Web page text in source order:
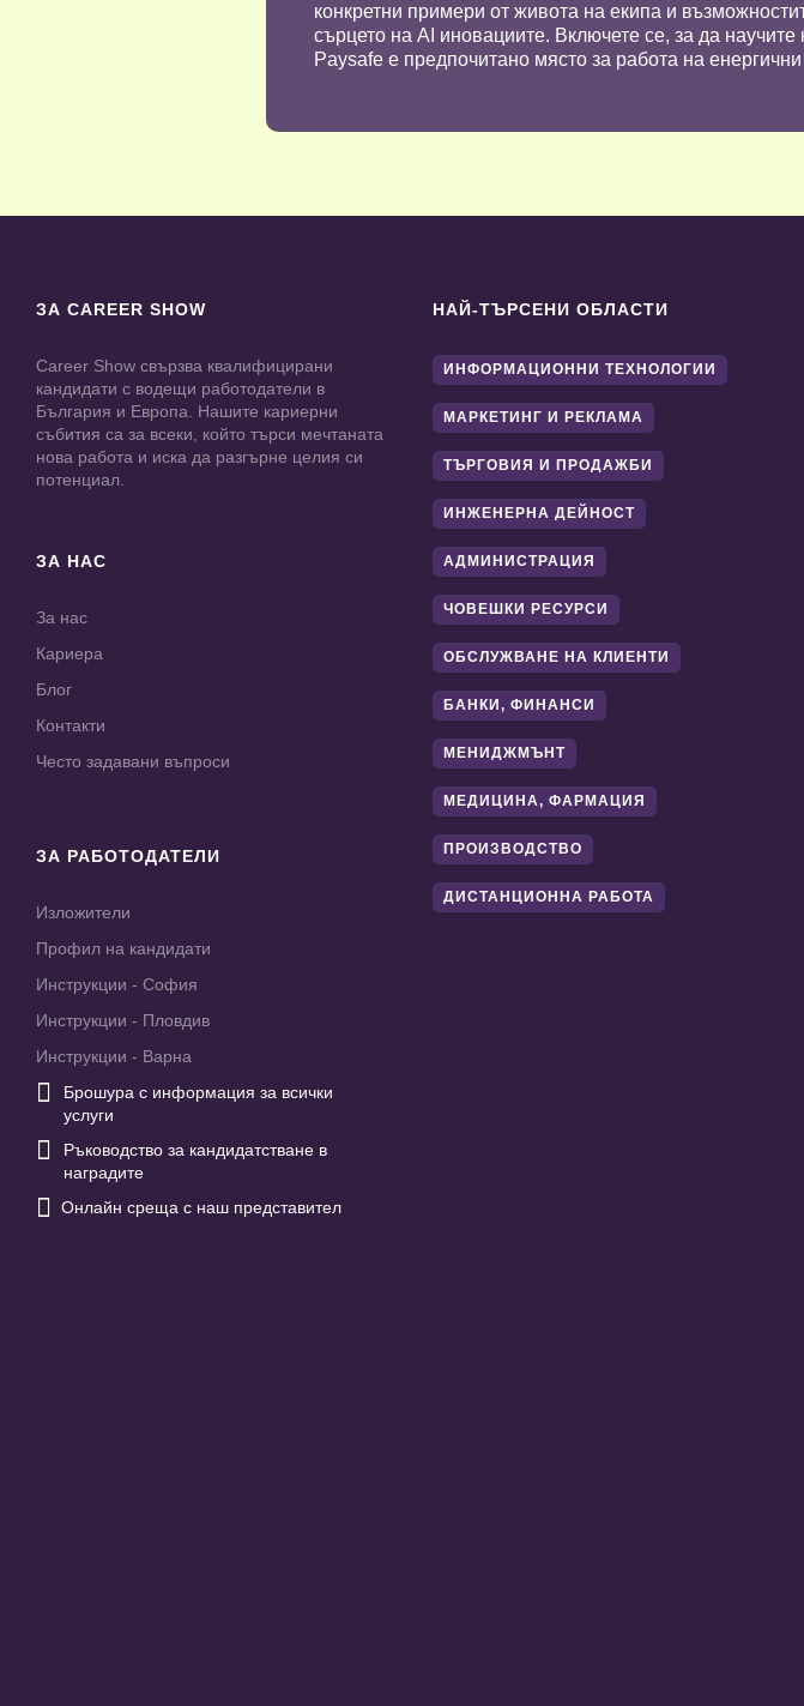
конкретни примери от живота на екипа и
сърцето на AI иновациите. Включете се, за да
Paysafe е предпочитано място за работа на
ЗА CAREER SHOW
Career Show свързва квалифицирани
кандидати с водещи работодатели в
България и Европа. Нашите кариерни
събития са за всеки, който търси мечтаната
нова работа и иска да разгърне целия си
потенциал.
ЗА НАС
За нас
Кариера
Блог
Контакти
Често задавани въпроси
ЗА РАБОТОДАТЕЛИ
Изложители
Профил на кандидати
Инструкции - София
Инструкции - Пловдив
Инструкции - Варна

Брошура с информация за всички
услуги

Ръководство за кандидатстване в
наградите
 Онлайн среща с наш представител
НАЙ-ТЪРСЕНИ ОБЛАСТИ
ИНФОРМАЦИОННИ ТЕХНОЛОГИИ
МАРКЕТИНГ И РЕКЛАМА
ТЪРГОВИЯ И ПРОДАЖБИ
ИНЖЕНЕРНА ДЕЙНОСТ
АДМИНИСТРАЦИЯ
ЧОВЕШКИ РЕСУРСИ
ОБСЛУЖВАНЕ НА КЛИЕНТИ
БАНКИ, ФИНАНСИ
МЕНИДЖМЪНТ
МЕДИЦИНА, ФАРМАЦИЯ
ПРОИЗВОДСТВО
ДИСТАНЦИОННА РАБОТА